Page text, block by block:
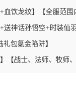
血饮龙纹】【全服范围
送神话孙悟空+时装仙
包氪金陷阱】
【战士、法师、牧师、